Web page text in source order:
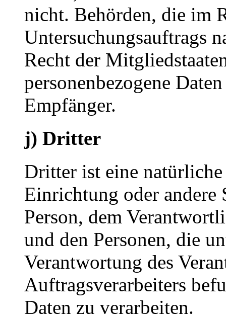
nicht. Behörden, die im
Untersuchungsauftrags
Recht der
personenbezogene
Empfänger.
j) Dritter
Dritter ist eine
Einrichtung oder andere
Person, dem
und den Personen, die
Verantwortung des
Auftragsverarbeiters
Daten zu verarbeiten.